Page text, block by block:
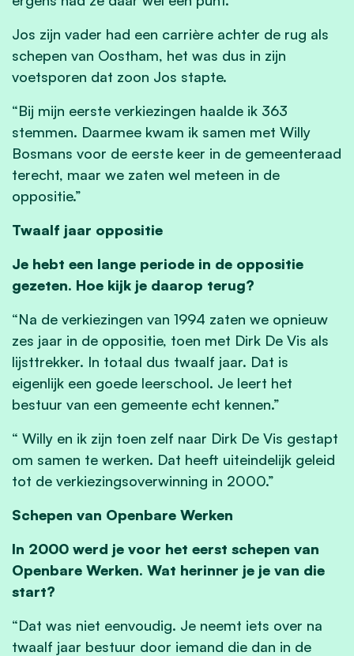
Jos zijn vader had een carrière achter de rug als
schepen van Oostham, het was dus in zijn
voetsporen dat zoon Jos stapte.
“Bij mijn eerste verkiezingen haalde ik 363
stemmen. Daarmee kwam ik samen met Willy
Bosmans voor de eerste keer in de gemeenteraad
terecht, maar we zaten wel meteen in de
oppositie.”
Twaalf jaar oppositie
Je hebt een lange periode in de oppositie
gezeten. Hoe kijk je daarop terug?
“Na de verkiezingen van 1994 zaten we opnieuw
zes jaar in de oppositie, toen met Dirk De Vis als
lijsttrekker. In totaal dus twaalf jaar. Dat is
eigenlijk een goede leerschool. Je leert het
bestuur van een gemeente echt kennen.”
“ Willy en ik zijn toen zelf naar Dirk De Vis gestapt
om samen te werken. Dat heeft uiteindelijk geleid
tot de verkiezingsoverwinning in 2000.”
Schepen van Openbare Werken
In 2000 werd je voor het eerst schepen van
Openbare Werken. Wat herinner je je van die
start?
“Dat was niet eenvoudig. Je neemt iets over na
twaalf jaar bestuur door iemand die dan in de